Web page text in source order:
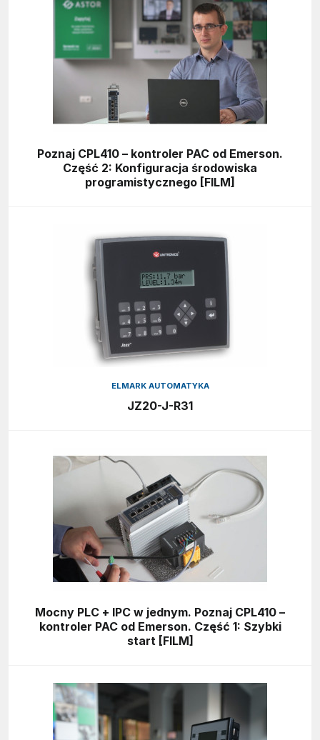
Poznaj CPL410 – kontroler PAC od Emerson.
Część 2: Konfiguracja środowiska
programistycznego [FILM]
ELMARK AUTOMATYKA
JZ20-J-R31
Mocny PLC + IPC w jednym. Poznaj CPL410 –
kontroler PAC od Emerson. Część 1: Szybki
start [FILM]